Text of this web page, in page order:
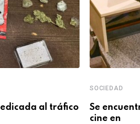
al tráfico
SOCIEDAD
Se
cine en